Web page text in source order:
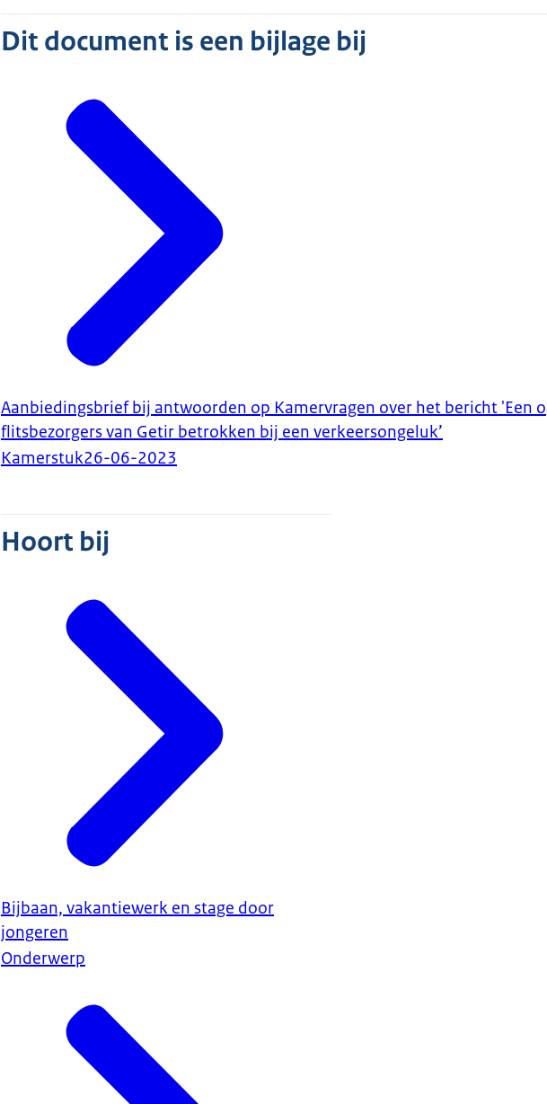
Dit document is een bijlage bij
Aanbiedingsbrief bij antwoorden op Kamervragen over het bericht 'Een
flitsbezorgers van Getir betrokken bij een verkeersongeluk’
Kamerstuk26-06-2023
Hoort bij
Bijbaan, vakantiewerk en stage door
jongeren
Onderwerp